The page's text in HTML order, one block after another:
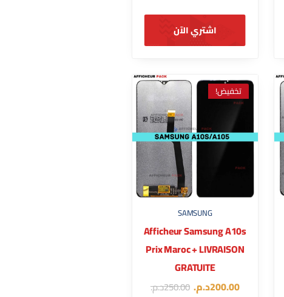
اشتري الآن
تخفيض!
SAMSUNG
Afficheur Samsung A10s
Prix Maroc + LIVRAISON
GRATUITE
200.00د.م. 250.00د.م.